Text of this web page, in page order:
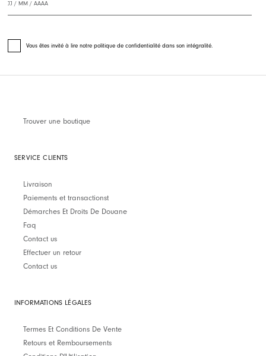
Vous êtes invité à lire notre politique de confidentialité dans son intégralité.
Trouver une boutique
SERVICE CLIENTS
Livraison
Paiements et transactionst
Démarches Et Droits De Douane
Faq
Contact us
Effectuer un retour
Contact us
INFORMATIONS LÉGALES
Termes Et Conditions De Vente
Retours et Remboursements